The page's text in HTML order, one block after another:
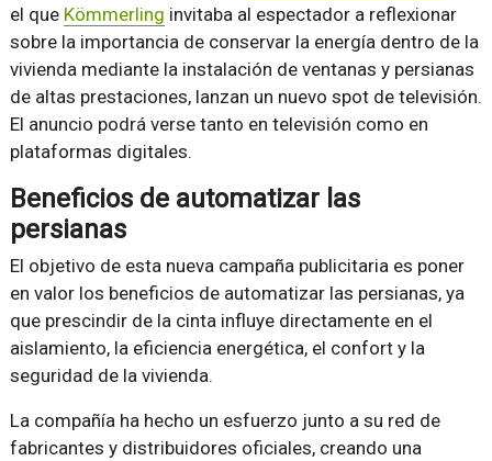
el que Kömmerling invitaba al espectador a reflexionar
sobre la importancia de conservar la energía dentro de la
vivienda mediante la instalación de ventanas y persianas
de altas prestaciones, lanzan un nuevo spot de televisión.
El anuncio podrá verse tanto en televisión como en
plataformas digitales.
Beneficios de automatizar las
persianas
El objetivo de esta nueva campaña publicitaria es poner
en valor los beneficios de automatizar las persianas, ya
que prescindir de la cinta influye directamente en el
aislamiento, la eficiencia energética, el confort y la
seguridad de la vivienda.
La compañía ha hecho un esfuerzo junto a su red de
fabricantes y distribuidores oficiales, creando una